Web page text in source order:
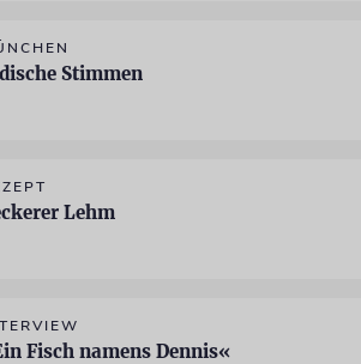
Stimmen
Lehm
Fisch namens Dennis«